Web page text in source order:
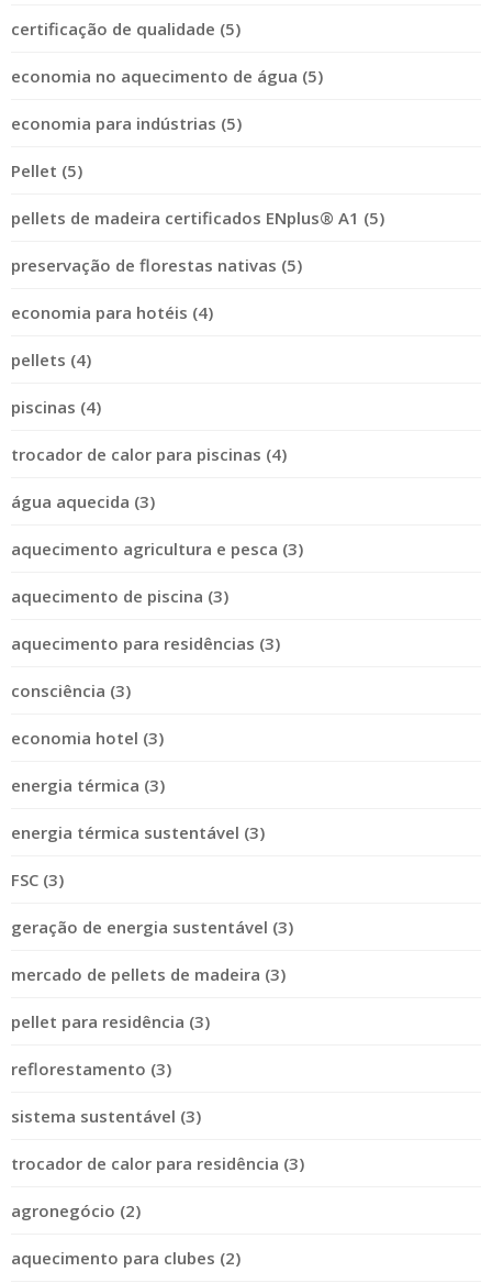
certificação de qualidade (5)
economia no aquecimento de água (5)
economia para indústrias (5)
Pellet (5)
pellets de madeira certificados ENplus® A1 (5)
preservação de florestas nativas (5)
economia para hotéis (4)
pellets (4)
piscinas (4)
trocador de calor para piscinas (4)
água aquecida (3)
aquecimento agricultura e pesca (3)
aquecimento de piscina (3)
aquecimento para residências (3)
consciência (3)
economia hotel (3)
energia térmica (3)
energia térmica sustentável (3)
FSC (3)
geração de energia sustentável (3)
mercado de pellets de madeira (3)
pellet para residência (3)
reflorestamento (3)
sistema sustentável (3)
trocador de calor para residência (3)
agronegócio (2)
aquecimento para clubes (2)